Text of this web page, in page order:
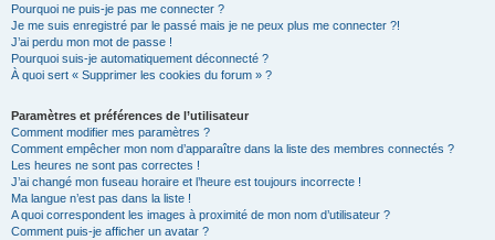
Pourquoi ne puis-je pas me connecter ?
Je me suis enregistré par le passé mais je ne peux plus me connecter ?!
J’ai perdu mon mot de passe !
Pourquoi suis-je automatiquement déconnecté ?
À quoi sert « Supprimer les cookies du forum » ?
Paramètres et préférences de l’utilisateur
Comment modifier mes paramètres ?
Comment empêcher mon nom d’apparaître dans la liste des membres connectés ?
Les heures ne sont pas correctes !
J’ai changé mon fuseau horaire et l’heure est toujours incorrecte !
Ma langue n’est pas dans la liste !
A quoi correspondent les images à proximité de mon nom d’utilisateur ?
Comment puis-je afficher un avatar ?